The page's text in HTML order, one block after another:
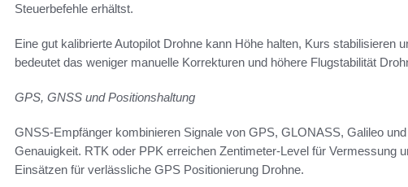
Steuerbefehle erhältst.
Eine gut kalibrierte Autopilot Drohne kann Höhe halten, Kurs stabilisieren
bedeutet das weniger manuelle Korrekturen und höhere Flugstabilität
GPS, GNSS und Positionshaltung
GNSS-Empfänger kombinieren Signale von GPS, GLONASS, Galileo
Genauigkeit. RTK oder PPK erreichen Zentimeter-Level für Vermessung
Einsätzen für verlässliche GPS Positionierung Drohne.